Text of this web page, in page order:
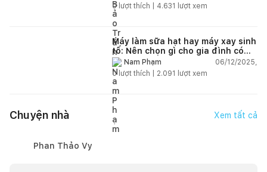
0lượt thích | 4.631 lượt xem
Máy làm sữa hạt hay máy xay sinh
tố: Nên chọn gì cho gia đình có
trẻ nhỏ (2–4 người)?
Nam Phạm
06/12/2025,
0lượt thích | 2.091 lượt xem
Chuyện nhà Xem tất cả
Phan Thảo Vy